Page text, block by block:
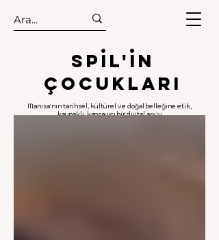
.
.
Spıl'in
Çocukları
Manisa'nın tarihsel, kültürel ve doğal belleğine etik,
kaynaklı, kapsayıcı bir dijital arşiv